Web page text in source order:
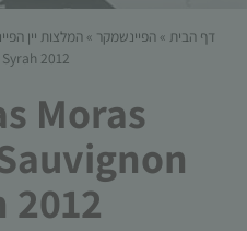
דף הבית »הפיינשמקר »המלצות יין
2012
Moras
2012